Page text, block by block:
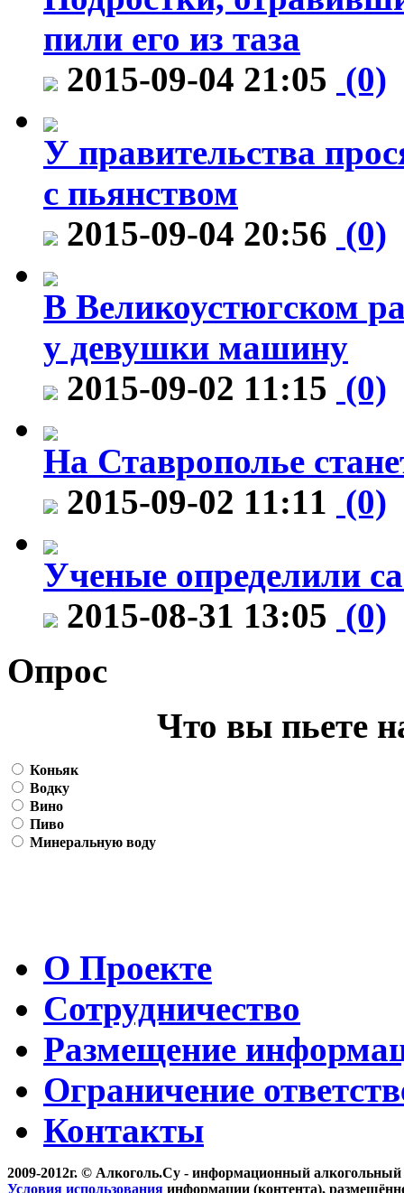
пили его из таза
2015-09-04 21:05 (0)
У правительства
с пьянством
2015-09-04 20:56 (0)
В Великоустюгском
у девушки машину
2015-09-02 11:15 (0)
На Ставрополье
2015-09-02 11:11 (0)
Ученые определили
2015-08-31 13:05 (0)
Опрос
Что вы пьете
Коньяк
Водку
Вино
Пиво
Минеральную воду
О Проекте
Сотрудничество
Размещение
Ограничение
Контакты
2009-2012г. © Алкоголь.Су - информационный алкогольный
Условия использования информации (контента),